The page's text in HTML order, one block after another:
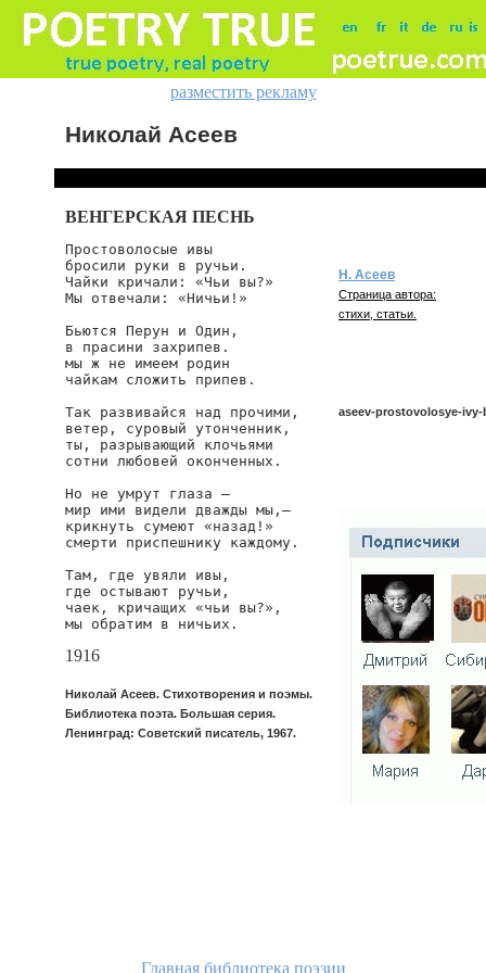
разместить рекламу
Николай Асеев
ВЕНГЕРСКАЯ ПЕСНЬ
Простоволосые ивы
бросили руки в ручьи.
Чайки кричали: «Чьи вы?»
Мы отвечали: «Ничьи!»
Бьются Перун и Один,
в прасини захрипев.
мы ж не имеем родин
чайкам сложить припев.
Так развивайся над прочими,
ветер, суровый утонченник,
ты, разрывающий клочьями
сотни любовей оконченных.
Но не умрут глаза —
мир ими видели дважды мы,—
крикнуть сумеют «назад!»
смерти приспешнику каждому.
Там, где увяли ивы,
где остывают ручьи,
чаек, кричащих «чьи вы?»,
мы обратим в ничьих.
1916
Николай Асеев. Стихотворения и поэмы.
Библиотека поэта. Большая серия.
Ленинград: Советский писатель, 1967.
Н. Асеев
Страница автора:
стихи, статьи.
aseev-prostovolosye-
Главная библиотека поэзии